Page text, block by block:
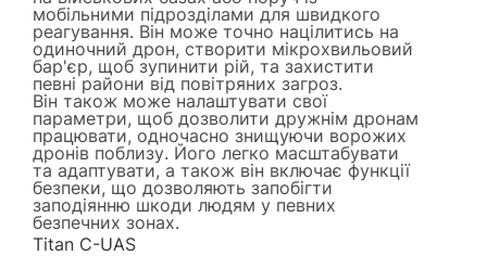
мобільними підрозділами для швидкого
реагування. Він може точно націлитись на
одиночний дрон, створити мікрохвильовий
бар'єр, щоб зупинити рій, та захистити
певні райони від повітряних загроз.
Він також може налаштувати свої
параметри, щоб дозволити дружнім дронам
працювати, одночасно знищуючи ворожих
дронів поблизу. Його легко масштабувати
та адаптувати, а також він включає функції
безпеки, що дозволяють запобігти
заподіянню шкоди людям у певних
безпечних зонах.
Titan C-UAS